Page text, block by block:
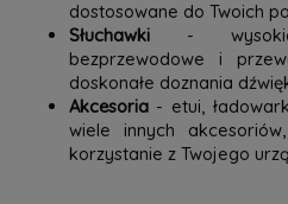
dostosowane do Twoich
Słuchawki- wysokiej
bezprzewodowe i
doskonałe doznania
Akcesoria- etui,
wiele innych
korzystanie z Twojego